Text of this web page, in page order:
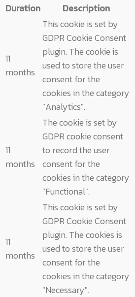
Duration Description
11
months
This cookie is set by
GDPR Cookie Consent
plugin. The cookie is
used to store the user
consent for the
cookies in the category
"Analytics".
11
months
The cookie is set by
GDPR cookie consent
to record the user
consent for the
cookies in the category
"Functional".
11
months
This cookie is set by
GDPR Cookie Consent
plugin. The cookies is
used to store the user
consent for the
cookies in the category
"Necessary".